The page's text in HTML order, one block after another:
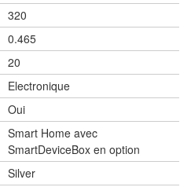
320
0.465
20
Electronique
Oui
Smart Home avec
SmartDeviceBox en option
Silver